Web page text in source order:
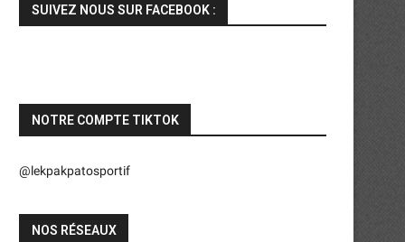
SUIVEZ NOUS SUR FACEBOOK :
NOTRE COMPTE TIKTOK
@lekpakpatosportif
NOS RÉSEAUX